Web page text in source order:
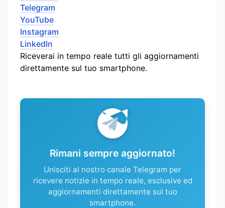
Telegram
YouTube
Instagram
LinkedIn
Riceverai in tempo reale tutti gli aggiornamenti
direttamente sul tuo smartphone.
Rimani sempre aggiornato!
Unisciti al nostro canale Telegram per
ricevere notizie in tempo reale, esclusive ed
aggiornamenti direttamente sul tuo
smartphone.